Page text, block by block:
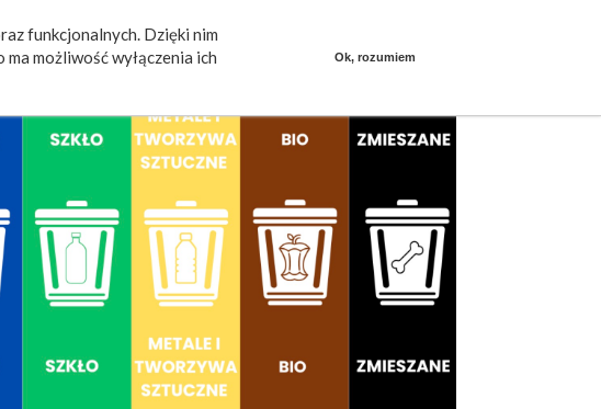
funkcjonalnych. Dzięki nim
możliwość wyłączenia ich
Ok, rozumiem
Mieszkańcy mówią